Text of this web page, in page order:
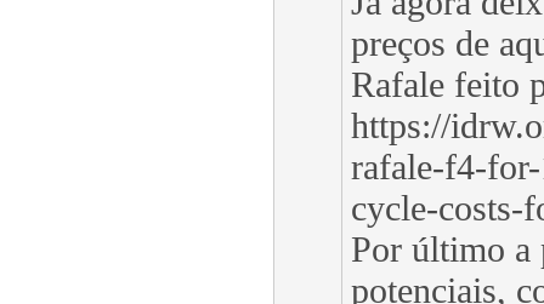
preços de
Rafale feito
https://
rafale-f4-
cycle-costs-
Por último a
potenciais,